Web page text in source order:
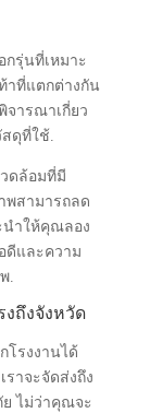
กรุ่นที่เหมาะ
าที่แตกต่างกัน
ารณาเกี่ยว
ดุที่ใช้.
ดล้อมที่มี
พสามารถลด
นำให้คุณลอง
ดีและความ
.
งถึงจังหวัด
โรงงานได้
ราจะจัดส่งถึง
ไม่ว่าคุณจะ